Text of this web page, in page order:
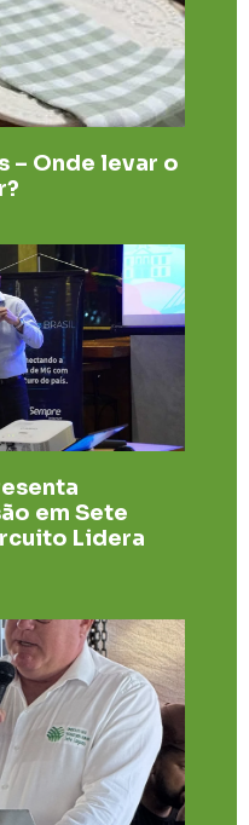
– Onde levar o
em Sete
Lidera